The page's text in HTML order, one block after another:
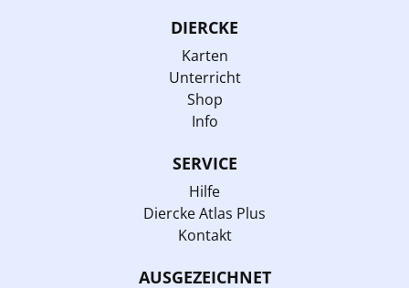
DIERCKE
Karten
Unterricht
Shop
Info
SERVICE
Hilfe
Diercke Atlas Plus
Kontakt
AUSGEZEICHNET